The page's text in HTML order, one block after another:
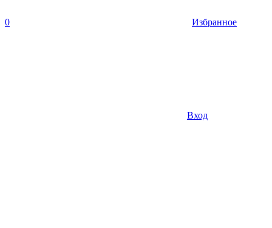
0 Избранное
Вход